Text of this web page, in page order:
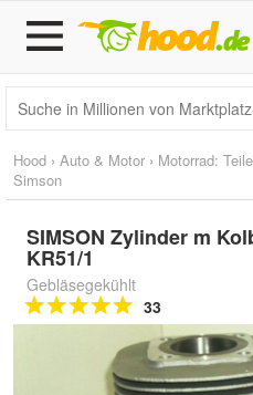
Hood › Auto & Motor › Motorrad:
Simson
SIMSON Zylinder m
KR51/1
Gebläsegekühlt
33